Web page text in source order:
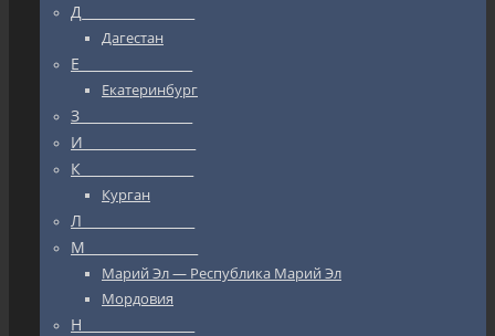
Д_________________
Дагестан
Е_________________
Екатеринбург
З_________________
И_________________
К_________________
Курган
Л_________________
М_________________
Марий Эл — Республика Марий Эл
Мордовия
Н_________________